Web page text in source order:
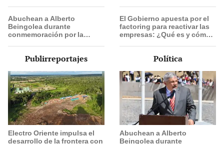
Abuchean a Alberto
Beingolea durante
conmemoración por la
El Gobierno apuesta por el
factoring para reactivar las
empresas: ¿Qué es y cómo
Publirreportajes
Electro Oriente impulsa el
desarrollo de la frontera con
Política
Abuchean a Alberto
Beingolea durante